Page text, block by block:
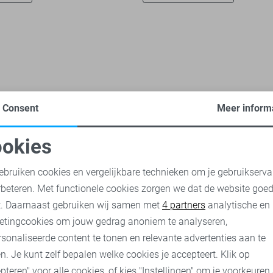
cookies
Analytische cookies Marketing cookies
Consent Meer
cookies en vergelijkbare technieken om je
Met functionele cookies zorgen we dat de website goed
Daarnaast gebruiken wij samen met 4 partners analytische en
om jouw gedrag anoniem te analyseren,
content te tonen en relevante advertenties aan te
Je kunt zelf bepalen welke cookies je accepteert. Klik op
voor alle cookies, of kies "Instellingen" om je voorkeuren